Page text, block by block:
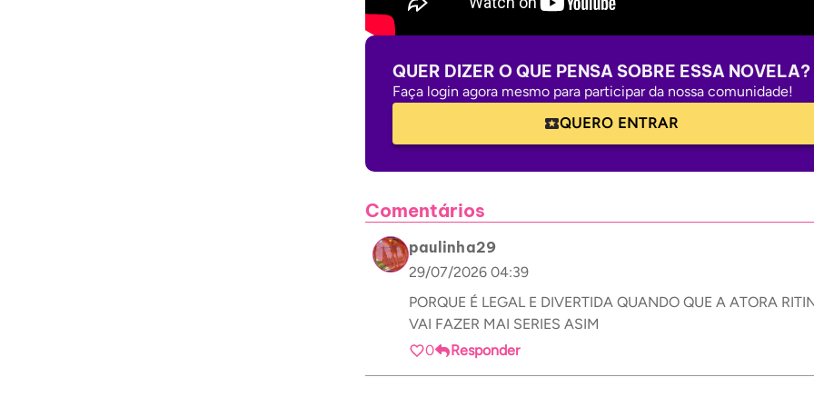
QUER DIZER O QUE PENSA SOBRE ESSA NOVELA?
Faça login agora mesmo para participar da nossa comunidade!
QUERO ENTRAR
Comentários
paulinha29
29/07/2026 04:39
PORQUE É LEGAL E DIVERTIDA QUANDO QUE A ATORA
VAI FAZER MAI SERIES ASIM
0
Responder